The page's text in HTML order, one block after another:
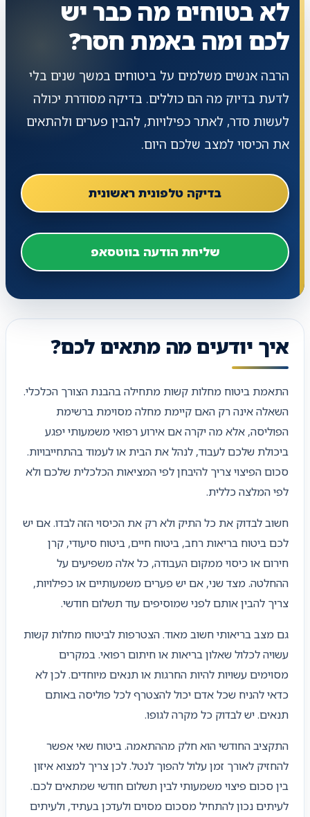
לא בטוחים מה כבר יש
לכם ומה באמת חסר?
הרבה אנשים משלמים על ביטוחים במשך שנים בלי
לדעת בדיוק מה הם כוללים. בדיקה מסודרת יכולה
לעשות סדר, לאתר כפילויות, להבין פערים ולהתאים
את הכיסוי למצב שלכם היום.
בדיקה טלפונית ראשונית
שליחת הודעה בווטסאפ
איך יודעים מה מתאים לכם?
התאמת ביטוח מחלות קשות מתחילה בהבנת הצורך הכלכלי.
השאלה אינה רק האם קיימת מחלה מסוימת ברשימת
הפוליסה, אלא מה יקרה אם אירוע רפואי משמעותי יפגע
ביכולת שלכם לעבוד, לנהל את הבית או לעמוד בהתחייבויות.
סכום הפיצוי צריך להיבחן לפי המציאות הכלכלית שלכם ולא
לפי המלצה כללית.
חשוב לבדוק את כל התיק ולא רק את הכיסוי הזה לבדו. אם יש
לכם ביטוח בריאות רחב, ביטוח חיים, ביטוח סיעודי, קרן
חירום או כיסוי ממקום העבודה, כל אלה משפיעים על
ההחלטה. מצד שני, אם יש פערים משמעותיים או כפילויות,
צריך להבין אותם לפני שמוסיפים עוד תשלום חודשי.
גם מצב בריאותי חשוב מאוד. הצטרפות לביטוח מחלות קשות
עשויה לכלול שאלון בריאות או חיתום רפואי. במקרים
מסוימים עשויות להיות החרגות או תנאים מיוחדים. לכן לא
כדאי להניח שכל אדם יכול להצטרף לכל פוליסה באותם
תנאים. יש לבדוק כל מקרה לגופו.
התקציב החודשי הוא חלק מההתאמה. ביטוח שאי אפשר
להחזיק לאורך זמן עלול להפוך לנטל. לכן צריך למצוא איזון
בין סכום פיצוי משמעותי לבין תשלום חודשי שמתאים לכם.
לעיתים נכון להתחיל מסכום מסוים ולעדכן בעתיד, ולעיתים